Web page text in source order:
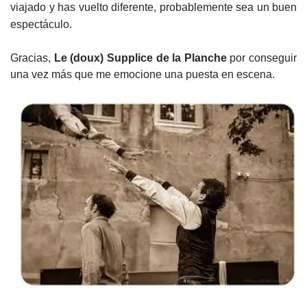
viajado y has vuelto diferente, probablemente sea un buen
espectáculo.
Gracias, Le (doux) Supplice de la Planche por conseguir
una vez más que me emocione una puesta en escena.